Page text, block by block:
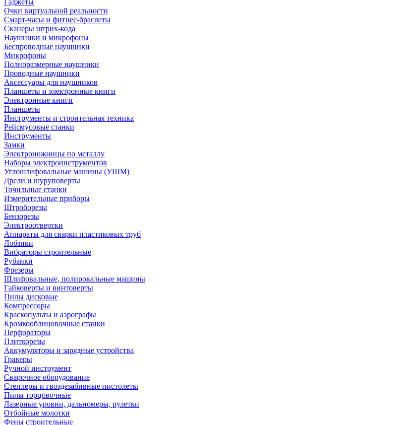
Гаджеты
Очки виртуальной реальности
Смарт-часы и фитнес-браслеты
Сканеры штрих-кода
Наушники и микрофоны
Беспроводные наушники
Микрофоны
Полноразмерные наушники
Проводные наушники
Аксессуары для наушников
Планшеты и электронные книги
Электронные книги
Планшеты
Инструменты и строительная техника
Рейсмусовые станки
Инструменты
Замки
Электроножницы по металлу
Наборы электроинструментов
Углошлифовальные машины (УШМ)
Дрели и шуруповерты
Точильные станки
Измерительные приборы
Штроборезы
Бензорезы
Электроотвертки
Аппараты для сварки пластиковых труб
Лобзики
Вибраторы строительные
Рубанки
Фрезеры
Шлифовальные, полировальные машины
Гайковерты и винтоверты
Пилы дисковые
Компрессоры
Краскопульты и аэрографы
Кромкооблицовочные станки
Перфораторы
Плиткорезы
Аккумуляторы и зарядные устройства
Граверы
Ручной инструмент
Сварочное оборудование
Степлеры и гвоздезабивные пистолеты
Пилы торцовочные
Лазерные уровни, дальномеры, рулетки
Отбойные молотки
Фены строительные